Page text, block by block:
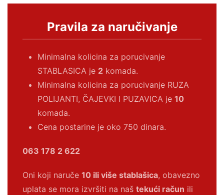
Pravila za naručivanje
Minimalna kolicina za porucivanje
STABLASICA je 2 komada.
Minimalna kolicina za porucivanje RUZA
POLIJANTI, ČAJEVKI I PUZAVICA je 10
komada.
Cena postarine je oko 750 dinara.
063 178 2 622
Oni koji naruče 10 ili više stablašica, obavezno
uplata se mora izvršiti na naš tekući račun ili